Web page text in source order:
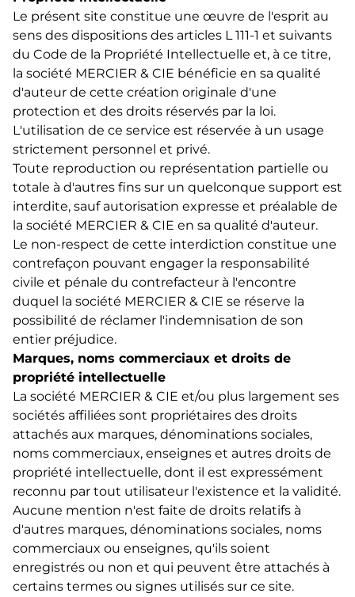
Le présent site constitue une œuvre de l'esprit au
sens des dispositions des articles L 111-1 et suivants
du Code de la Propriété Intellectuelle et, à ce titre,
la société MERCIER & CIE bénéficie en sa qualité
d'auteur de cette création originale d'une
protection et des droits réservés par la loi.
L'utilisation de ce service est réservée à un usage
strictement personnel et privé.
Toute reproduction ou représentation partielle ou
totale à d'autres fins sur un quelconque support est
interdite, sauf autorisation expresse et préalable de
la société MERCIER & CIE en sa qualité d'auteur.
Le non-respect de cette interdiction constitue une
contrefaçon pouvant engager la responsabilité
civile et pénale du contrefacteur à l'encontre
duquel la société MERCIER & CIE se réserve la
possibilité de réclamer l'indemnisation de son
entier préjudice.
Marques, noms commerciaux et droits de
propriété intellectuelle
La société MERCIER & CIE et/ou plus largement ses
sociétés affiliées sont propriétaires des droits
attachés aux marques, dénominations sociales,
noms commerciaux, enseignes et autres droits de
propriété intellectuelle, dont il est expressément
reconnu par tout utilisateur l'existence et la validité.
Aucune mention n'est faite de droits relatifs à
d'autres marques, dénominations sociales, noms
commerciaux ou enseignes, qu'ils soient
enregistrés ou non et qui peuvent être attachés à
certains termes ou signes utilisés sur ce site.